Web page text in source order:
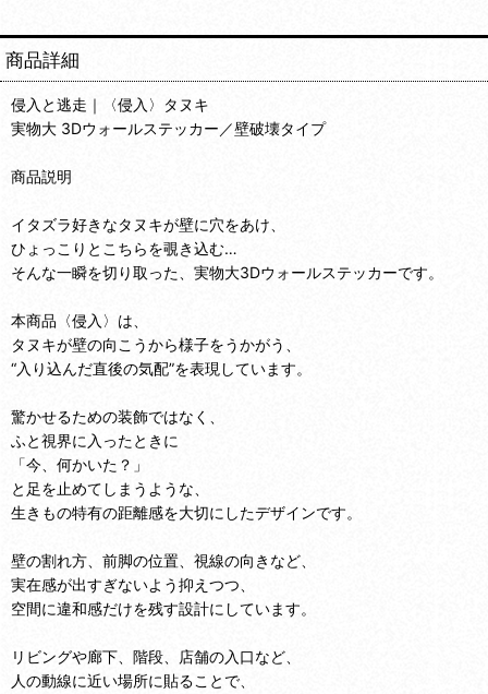
商品詳細
侵入と逃走｜〈侵入〉タヌキ
実物大 3Dウォールステッカー／壁破壊タイプ
商品説明
イタズラ好きなタヌキが壁に穴をあけ、
ひょっこりとこちらを覗き込む…
そんな一瞬を切り取った、実物大3Dウォールステッカーです。
本商品〈侵入〉は、
タヌキが壁の向こうから様子をうかがう、
“入り込んだ直後の気配”を表現しています。
驚かせるための装飾ではなく、
ふと視界に入ったときに
「今、何かいた？」
と足を止めてしまうような、
生きもの特有の距離感を大切にしたデザインです。
壁の割れ方、前脚の位置、視線の向きなど、
実在感が出すぎないよう抑えつつ、
空間に違和感だけを残す設計にしています。
リビングや廊下、階段、店舗の入口など、
人の動線に近い場所に貼ることで、